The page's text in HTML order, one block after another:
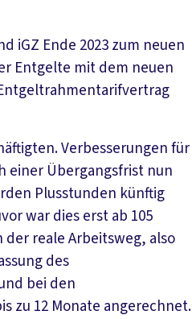
iGZ Ende 2023 zum neuen
Entgelte mit dem neuen
Verbesserungen für
einer Übergangsfrist nun
Plusstunden künftig
war dies erst ab 105
reale Arbeitsweg, also
des
bei den
zu 12 Monate angerechnet.